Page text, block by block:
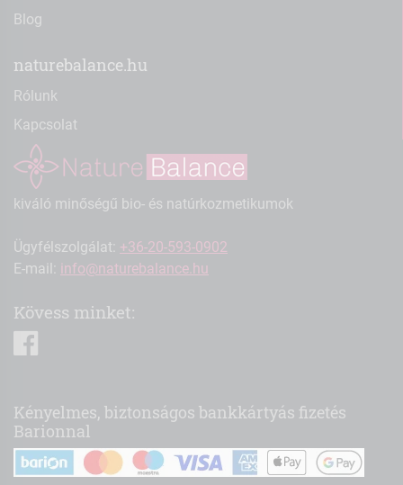
Blog
naturebalance.hu
Rólunk
Kapcsolat
kiváló minőségű bio- és natúrkozmetikumok
Ügyfélszolgálat: +36-20-593-0902
E-mail: info@naturebalance.hu
Kövess minket:
Kényelmes, biztonságos bankkártyás fizetés
Barionnal